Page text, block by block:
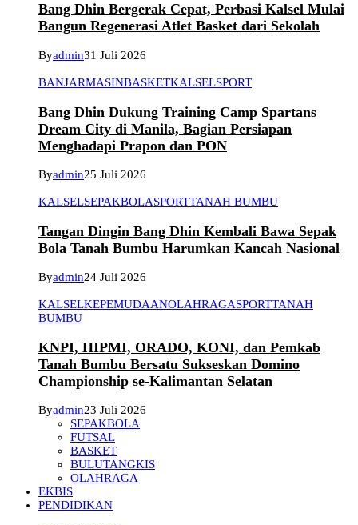
Bang Dhin Bergerak Cepat, Perbasi Kalsel Mulai
Bangun Regenerasi Atlet Basket dari Sekolah
Byadmin31 Juli 2026
BANJARMASINBASKETKALSELSPORT
Bang Dhin Dukung Training Camp Spartans
Dream City di Manila, Bagian Persiapan
Menghadapi Prapon dan PON
Byadmin25 Juli 2026
KALSELSEPAKBOLASPORTTANAH BUMBU
Tangan Dingin Bang Dhin Kembali Bawa Sepak
Bola Tanah Bumbu Harumkan Kancah Nasional
Byadmin24 Juli 2026
KALSELKEPEMUDAANOLAHRAGASPORTTANAH
BUMBU
KNPI, HIPMI, ORADO, KONI, dan Pemkab
Tanah Bumbu Bersatu Sukseskan Domino
Championship se-Kalimantan Selatan
Byadmin23 Juli 2026
SEPAKBOLA
FUTSAL
BASKET
BULUTANGKIS
OLAHRAGA
EKBIS
PENDIDIKAN